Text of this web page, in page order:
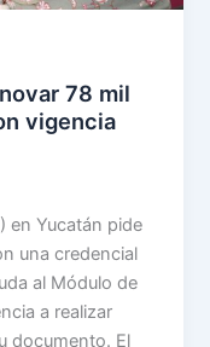
78 mil
vigencia
en Yucatán pide
una credencial
al Módulo de
a realizar
documento. El